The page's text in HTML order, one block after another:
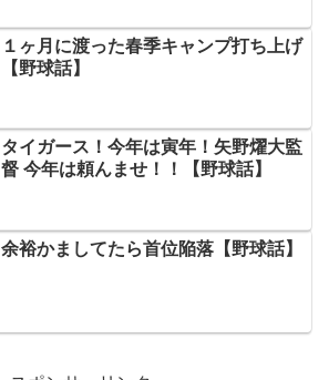
１ヶ月に渡った春季キャンプ打ち上げ
【野球話】
タイガース！今年は寅年！矢野燿大監
督 今年は頼んませ！！【野球話】
余裕かましてたら首位陥落【野球話】